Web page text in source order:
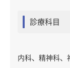
診療科目
内科、精神科、